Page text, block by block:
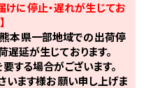
けに停止・遅れが生じてお
本県一部地域での出荷停
延が生じております。
する場合がございます。
います様お願い申し上げま